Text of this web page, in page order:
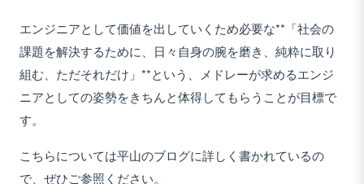
エンジニアとして価値を出していくため必要な**「社会の
課題を解決するために、日々自身の腕を磨き、純粋に取り
組む、ただそれだけ」**という、メドレーが求めるエンジ
ニアとしての姿勢をきちんと体得してもらうことが目標で
す。
こちらについては平山のブログに詳しく書かれているの
で、ぜひご参照ください。